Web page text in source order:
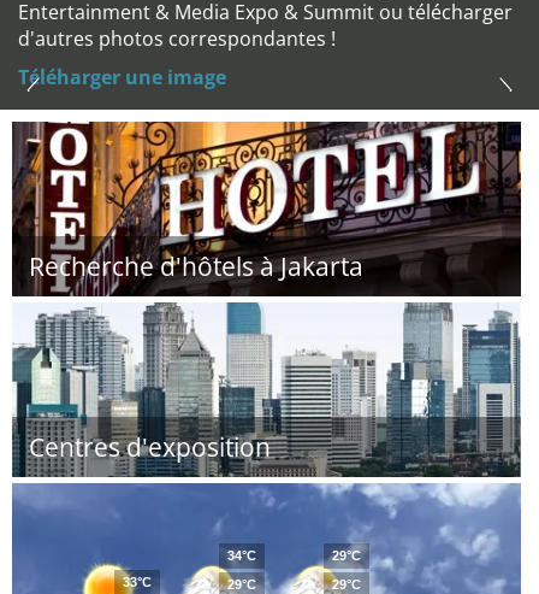
Entertainment & Media Expo & Summit ou télécharger
d'autres photos correspondantes !
Téléharger une image
Recherche d'hôtels à Jakarta
Centres d'exposition
33°C
34°C
29°C
29°C
29°C